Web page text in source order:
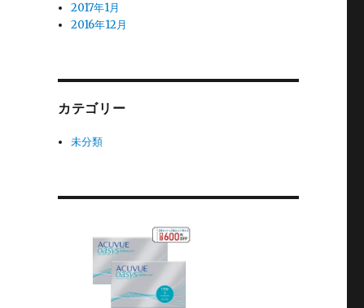
2017年1月
2016年12月
カテゴリー
未分類